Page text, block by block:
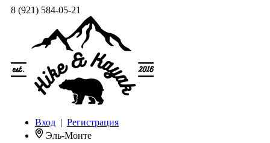
8 (921) 584-05-21
Вход | Регистрация
Эль-Монте